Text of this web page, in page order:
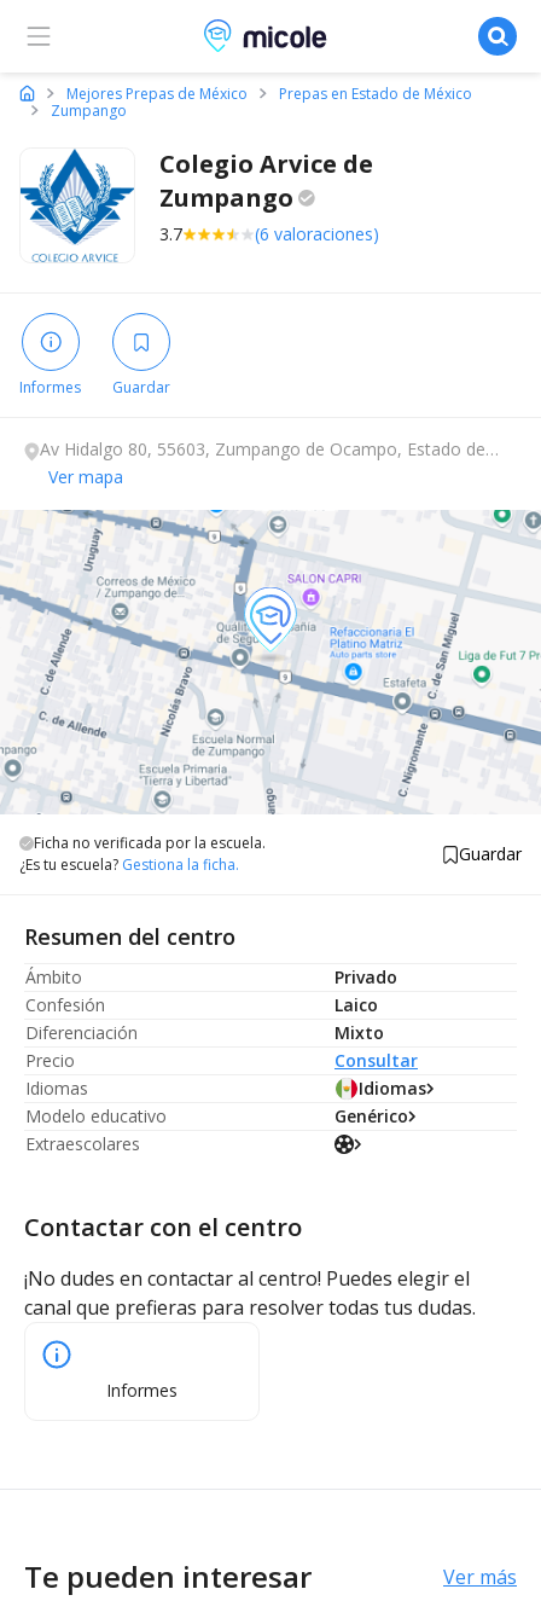
Micole, buscador de colegios
Mejores Prepas de México
Prepas en Estado de México
Zumpango
Colegio Arvice de
Zumpango
3.7 (6 valoraciones)
Informes Guardar
Av Hidalgo 80, 55603, Zumpango de Ocampo, Estado de
México.
Ver mapa
Ficha no verificada por la escuela.
¿Es tu escuela? Gestiona la ficha. Guardar
Resumen del centro
Ámbito
Privado
Confesión
Laico
Diferenciación
Mixto
Precio
Consultar
Idiomas
Idiomas
Modelo educativo
Genérico
Extraescolares
Contactar con el centro
¡No dudes en contactar al centro! Puedes elegir el
canal que prefieras para resolver todas tus dudas.
Informes
Te pueden interesar Ver más